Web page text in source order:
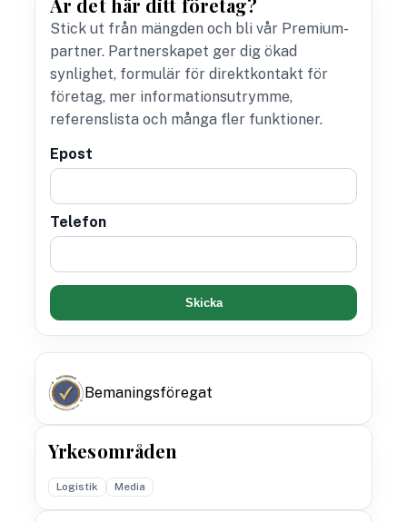
Är det här ditt företag?
Stick ut från mängden och bli vår Premium-
partner. Partnerskapet ger dig ökad
synlighet, formulär för direktkontakt för
företag, mer informationsutrymme,
referenslista och många fler funktioner.
Epost
Telefon
Skicka
Bemaningsföregat
Yrkesområden
Logistik Media